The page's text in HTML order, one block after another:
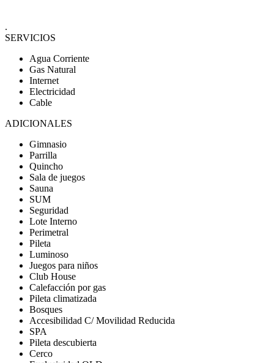
.
SERVICIOS
Agua Corriente
Gas Natural
Internet
Electricidad
Cable
ADICIONALES
Gimnasio
Parrilla
Quincho
Sala de juegos
Sauna
SUM
Seguridad
Lote Interno
Perimetral
Pileta
Luminoso
Juegos para niños
Club House
Calefacción por gas
Pileta climatizada
Bosques
Accesibilidad C/ Movilidad Reducida
SPA
Pileta descubierta
Cerco